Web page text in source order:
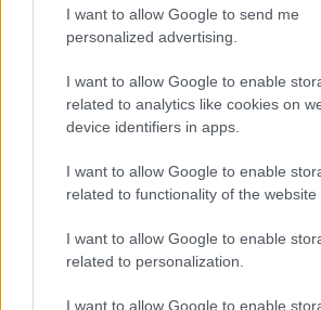
I want to allow Google to send me
personalized advertising.
I want to allow Google to enable
related to analytics like cookies on
device identifiers in apps.
I want to allow Google to enable
related to functionality of the website
I want to allow Google to enable
related to personalization.
I want to allow Google to enable